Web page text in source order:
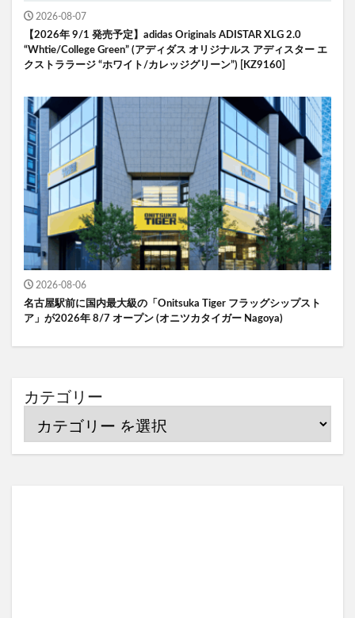
2026-08-07
【2026年 9/1 発売予定】adidas Originals ADISTAR XLG 2.0
“Whtie/College Green” (アディダス オリジナルス アディスター エ
クストララージ “ホワイト/カレッジグリーン”) [KZ9160]
2026-08-06
名古屋駅前に国内最大級の「Onitsuka Tiger フラッグシップスト
ア」が2026年 8/7 オープン (オニツカタイガー Nagoya)
カテゴリー